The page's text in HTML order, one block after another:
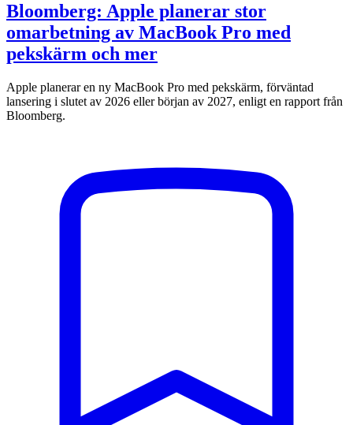
Bloomberg: Apple planerar stor
omarbetning av MacBook Pro med
pekskärm och mer
Apple planerar en ny MacBook Pro med pekskärm, förväntad
lansering i slutet av 2026 eller början av 2027, enligt en rapport från
Bloomberg.